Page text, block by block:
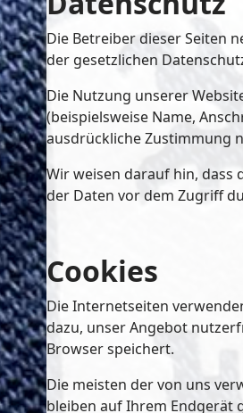
Die Betreiber dieser Seiten
der gesetzlichen
Die Nutzung unserer
(beispielsweise Name,
ausdrückliche Zustimmung
Wir weisen darauf hin, dass
der Daten vor dem Zugriff
Cookies
Die Internetseiten
dazu, unser Angebot
Browser speichert.
Die meisten der von uns
bleiben auf Ihrem Endgerät